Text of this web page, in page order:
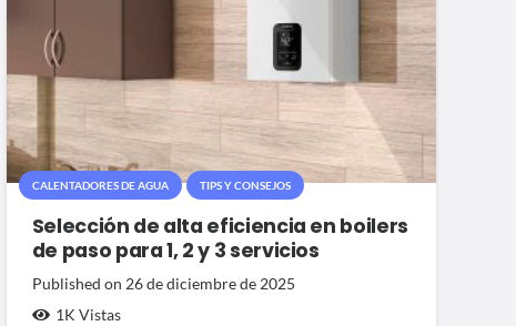
CALENTADORES DE AGUA TIPS Y CONSEJOS
Selección de alta eficiencia en boilers
de paso para 1, 2 y 3 servicios
Published on 26 de diciembre de 2025
1K Vistas